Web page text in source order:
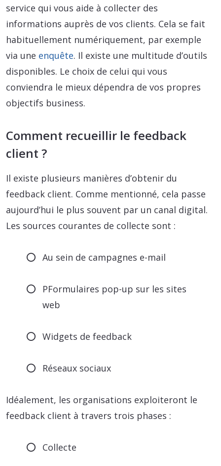
service qui vous aide à collecter des
informations auprès de vos clients. Cela se fait
habituellement numériquement, par exemple
via une enquête. Il existe une multitude d’outils
disponibles. Le choix de celui qui vous
conviendra le mieux dépendra de vos propres
objectifs business.
Comment recueillir le feedback
client ?
Il existe plusieurs manières d’obtenir du
feedback client. Comme mentionné, cela passe
aujourd’hui le plus souvent par un canal digital.
Les sources courantes de collecte sont :
Au sein de campagnes e-mail
PFormulaires pop-up sur les sites
web
Widgets de feedback
Réseaux sociaux
Idéalement, les organisations exploiteront le
feedback client à travers trois phases :
Collecte